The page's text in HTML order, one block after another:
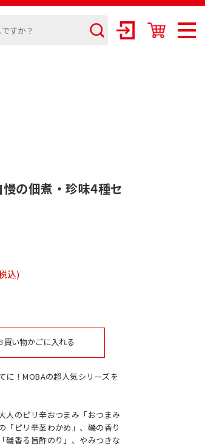
慢の佃煮・珍味4種セ
込)
買い物かごに入れる
に！MOBAの超人気シリーズを
人のピリ辛おつまみ「おつまみ
「ピリ辛茎わかめ」、磯の香り
磯香る旨酢のり」、やみつきな